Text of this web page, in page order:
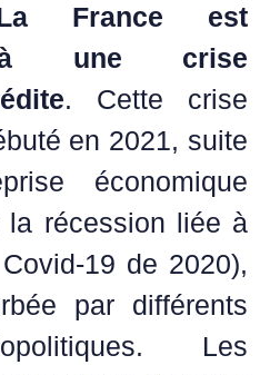
France est
à une crise
. Cette crise
en 2021, suite
économique
la récession liée à
19 de 2020),
par différents
Les